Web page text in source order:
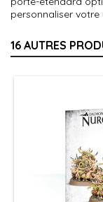
personnaliser votre
16 AUTRES